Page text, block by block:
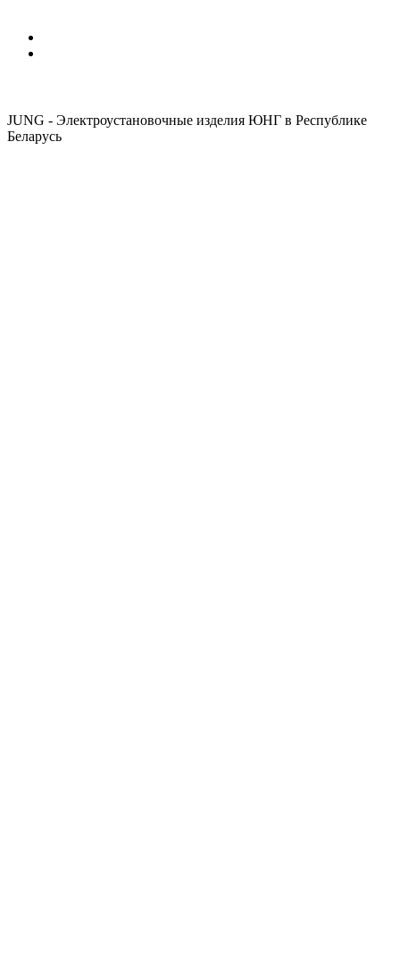
JUNG - Электроустановочные изделия ЮНГ в Республике
Беларусь